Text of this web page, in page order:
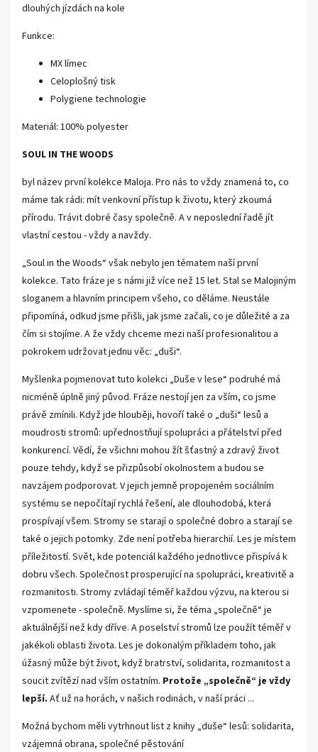
dlouhých jízdách na kole
Funkce:
MX límec
Celoplošný tisk
Polygiene technologie
Materiál: 100% polyester
SOUL IN THE WOODS
byl název první kolekce Maloja. Pro nás to vždy znamená to, co
máme tak rádi: mít venkovní přístup k životu, který zkoumá
přírodu. Trávit dobré časy společně. A v neposlední řadě jít
vlastní cestou - vždy a navždy.
„Soul in the Woods“ však nebylo jen tématem naší první
kolekce. Tato fráze je s námi již více než 15 let. Stal se Malojiným
sloganem a hlavním principem všeho, co děláme. Neustále
připomíná, odkud jsme přišli, jak jsme začali, co je důležité a za
čím si stojíme. A že vždy chceme mezi naší profesionalitou a
pokrokem udržovat jednu věc: „duši“.
Myšlenka pojmenovat tuto kolekci „Duše v lese“ podruhé má
nicméně úplně jiný původ. Fráze nestojí jen za vším, co jsme
právě zmínili. Když jde hlouběji, hovoří také o „duši“ lesů a
moudrosti stromů: upřednostňují spolupráci a přátelství před
konkurencí. Vědí, že všichni mohou žít šťastný a zdravý život
pouze tehdy, když se přizpůsobí okolnostem a budou se
navzájem podporovat. V jejich jemně propojeném sociálním
systému se nepočítají rychlá řešení, ale dlouhodobá, která
prospívají všem. Stromy se starají o společné dobro a starají se
také o jejich potomky. Zde není potřeba hierarchií. Les je místem
příležitostí. Svět, kde potenciál každého jednotlivce přispívá k
dobru všech. Společnost prosperující na spolupráci, kreativitě a
rozmanitosti. Stromy zvládají téměř každou výzvu, na kterou si
vzpomenete - společně. Myslíme si, že téma „společně“ je
aktuálnější než kdy dříve. A poselství stromů lze použít téměř v
jakékoli oblasti života. Les je dokonalým příkladem toho, jak
úžasný může být život, když bratrství, solidarita, rozmanitost a
soucit zvítězí nad vším ostatním. Protože „společně“ je vždy
lepší. Ať už na horách, v našich rodinách, v naší práci ...
Možná bychom měli vytrhnout list z knihy „duše“ lesů: solidarita,
vzájemná obrana, společné pěstování